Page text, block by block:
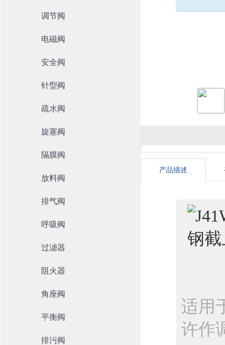
调节阀
电磁阀
安全阀
针型阀
疏水阀
旋塞阀
隔膜阀
放料阀
排气阀
呼吸阀
过滤器
阻火器
角座阀
平衡阀
排污阀
产品描述
适用
许作